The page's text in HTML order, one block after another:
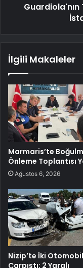
Guardiola'nın
İlgili Makaleler
Marmaris’te
Önleme Toplantısı
Ağustos 6, 2026
Nizip’te İki Otomobil
Çarpıştı: 2 Yaralı